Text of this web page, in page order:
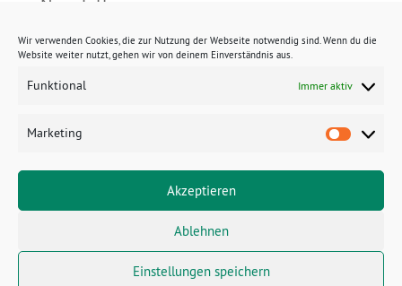
Wir verwenden Cookies, die zur Nutzung der Webseite notwendig sind. Wenn du die
Website weiter nutzt, gehen wir von deinem Einverständnis aus.
Funktional Immer aktiv
Marketing
Akzeptieren
Ablehnen
Einstellungen speichern
Presse
Impressum
Datenschutz
E-Mail:
swantje.sperling@gruene.landtag-
bw.deTelefon:0711 – 2063 6400